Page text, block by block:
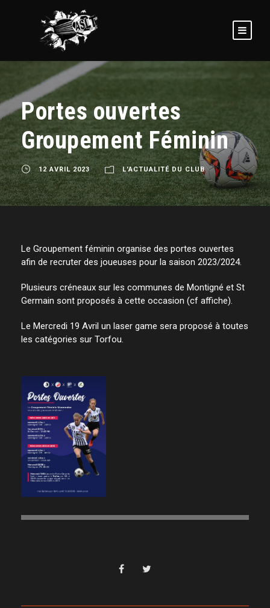
Portes ouvertes
Groupement Féminin
12 AVRIL 2023 L'ACTUALITÉ DU CLUB
Le Groupement féminin organise des portes ouvertes
afin de recruter des joueuses pour la saison 2023/2024.
Plusieurs créneaux sur les communes de Montigné et St
Germain sont proposés à cette occasion (cf affiche).
Le Mercredi 19 Avril un laser game sera proposé à toutes
les catégories sur Torfou.